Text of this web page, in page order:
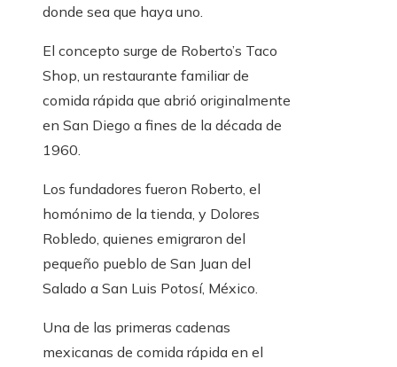
donde sea que haya uno.
El concepto surge de Roberto’s Taco
Shop, un restaurante familiar de
comida rápida que abrió originalmente
en San Diego a fines de la década de
1960.
Los fundadores fueron Roberto, el
homónimo de la tienda, y Dolores
Robledo, quienes emigraron del
pequeño pueblo de San Juan del
Salado a San Luis Potosí, México.
Una de las primeras cadenas
mexicanas de comida rápida en el